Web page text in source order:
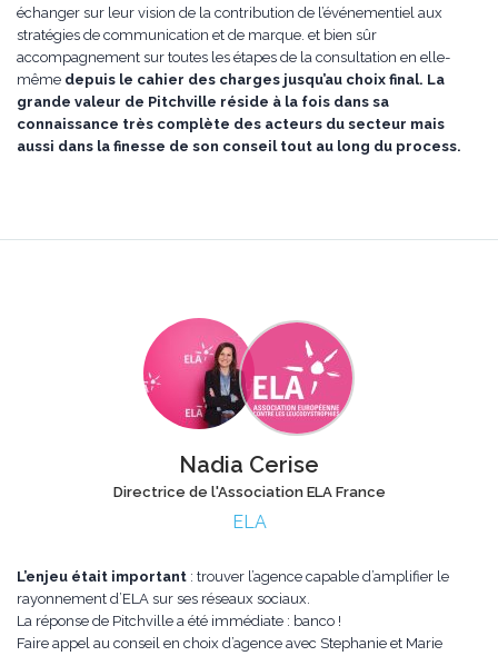
échanger sur leur vision de la contribution de l’événementiel aux
stratégies de communication et de marque. et bien sûr
accompagnement sur toutes les étapes de la consultation en elle-
même depuis le cahier des charges jusqu’au choix final. La
grande valeur de Pitchville réside à la fois dans sa
connaissance très complète des acteurs du secteur mais
aussi dans la finesse de son conseil tout au long du process.
Nadia Cerise
Directrice de l'Association ELA France
ELA
L’enjeu était important : trouver l’agence capable d’amplifier le
rayonnement d’ELA sur ses réseaux sociaux.
La réponse de Pitchville a été immédiate : banco !
Faire appel au conseil en choix d’agence avec Stephanie et Marie